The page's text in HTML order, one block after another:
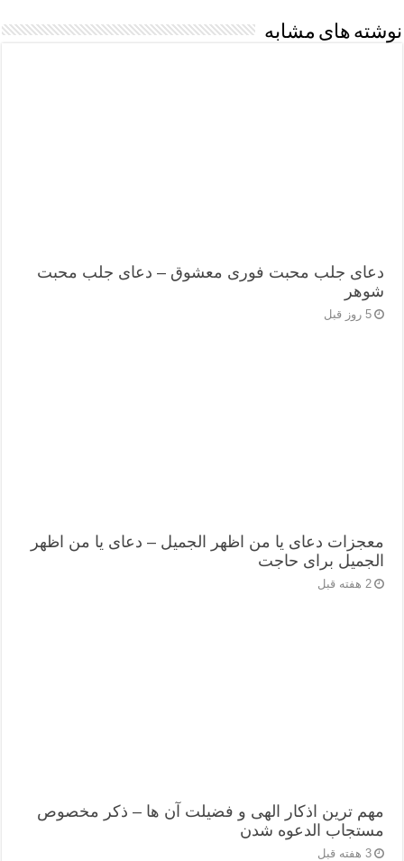
نوشته های مشابه
دعای جلب محبت فوری معشوق – دعای جلب محبت
شوهر
5 روز قبل
معجزات دعای یا من اظهر الجمیل – دعای یا من اظهر
الجمیل برای حاجت
2 هفته قبل
مهم ترین اذکار الهی و فضیلت آن ها – ذکر مخصوص
مستجاب الدعوه شدن
3 هفته قبل